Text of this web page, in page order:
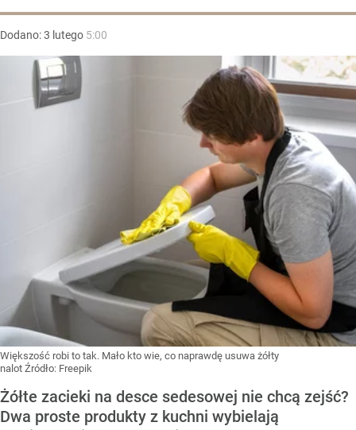
Dodano:3 lutego 5:00
Większość robi to tak. Mało kto wie, co naprawdę usuwa żółty
nalot Źródło: Freepik
Żółte zacieki na desce sedesowej nie chcą zejść?
Dwa proste produkty z kuchni wybielają